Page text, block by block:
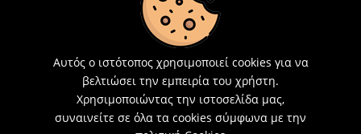
Τ: 26214 00104
info@acosmetics.gr
Αυτός ο ιστότοπος χρησιμοποιεί cookies για να
βελτιώσει την εμπειρία του χρήστη.
Χρησιμοποιώντας την ιστοσελίδα μας,
συναινείτε σε όλα τα cookies σύμφωνα με την